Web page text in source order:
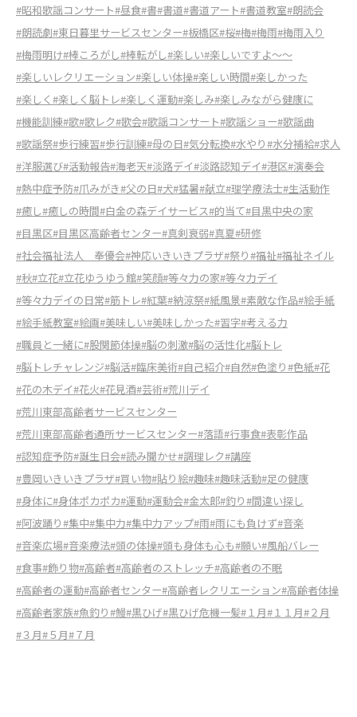
#昭和歌謡コンサート#昼食#書#書道#書道アート#書道教室#朗読会
#朗読劇#東日暮里サービスセンター#板橋区#桜#梅#梅雨#梅雨入り
#梅雨明け#棒ころがし#棒転がし#楽しい#楽しいですよ～～
#楽しいレクリエーション#楽しい体操#楽しい時間#楽しかった
#楽しく #楽しく脳トレ#楽しく運動#楽しみ#楽しみながら健康に
#機能訓練#歌#歌レク#歌会#歌謡コンサート#歌謡ショー#歌謡曲
#歌謡祭#歩行練習#歩行訓練#母の日#気分転換#水やり#水分補給#求人
#洋服選び#活動報告#海老天#淡路デイ#淡路認知デイ#港区#演奏会
#熱中症予防#爪みがき#父の日#犬#猛暑#献立#理学療法士#生活動作
#癒し#癒しの時間#白金の森デイサービス#的当て#目黒中央の家
#目黒区#目黒区高齢者センター#真剣衰弱#真夏#研修
#社会福祉法人 奉優会#神応いきいきプラザ#祭り#福祉#福祉ネイル
#秋#立花#立花ゆうゆう館#笑顔#等々力の家#等々力デイ
#等々力デイの日常#筋トレ#紅葉#納涼祭#紙風景#素敵な作品#絵手紙
#絵手紙教室#絵画#美味しい#美味しかった#習字#考える力
#職員と一緒に#股関節体操#脳の刺激#脳の活性化#脳トレ
#脳トレチャレンジ#脳活#臨床美術#自己紹介#自然#色塗り#色紙#花
#花の木デイ#花火#花見酒#芸術#荒川デイ
#荒川東部高齢者サービスセンター
#荒川東部高齢者通所サービスセンター#落語#行事食#表彰作品
#認知症予防#誕生日会#読み聞かせ#調理レク#講座
#豊岡いきいきプラザ#買い物#貼り絵#趣味#趣味活動#足の健康
#身体に#身体ポカポカ#運動#運動会#金太郎#釣り#間違い探し
#阿波踊り#集中#集中力#集中力アップ#雨#雨にも負けず#音楽
#音楽広場#音楽療法#頭の体操#頭も身体も心も#願い#風船バレー
#食事#飾り物#高齢者#高齢者のストレッチ#高齢者の不眠
#高齢者の運動#高齢者センター#高齢者レクリエーション#高齢者体操
#高齢者家族#魚釣り#鰻#黒ひげ#黒ひげ危機一髪#１月#１１月#２月
#３月#５月#７月